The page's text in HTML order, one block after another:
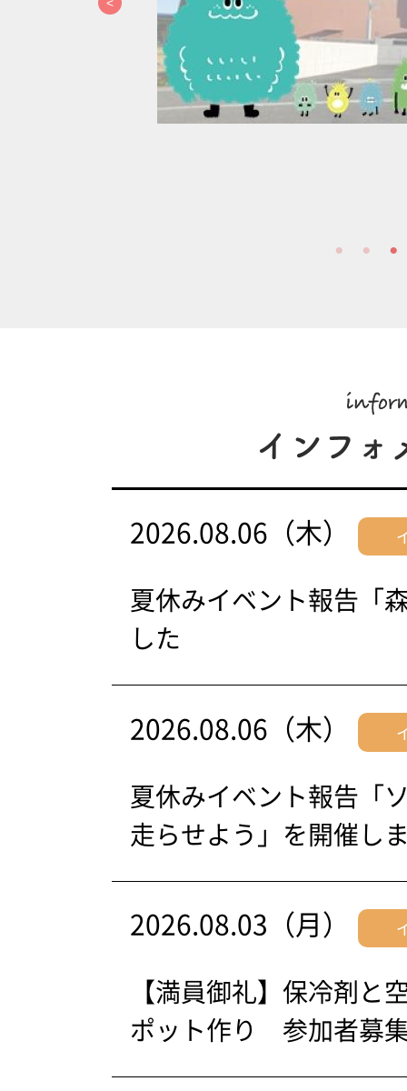
2026.08.06（木）
夏休みイベント報告「
した
2026.08.06（木）
夏休みイベント報告「
走らせよう」を開催し
2026.08.03（月）
【満員御礼】保冷剤と
ポット作り 参加者募